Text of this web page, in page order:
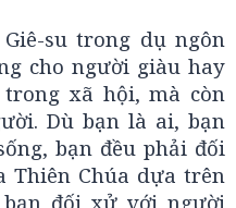
su trong dụ ngôn
cho người giàu hay
xã hội, mà còn
Dù bạn là ai, bạn
bạn đều phải đối
Thiên Chúa dựa trên
bạn đối xử với người